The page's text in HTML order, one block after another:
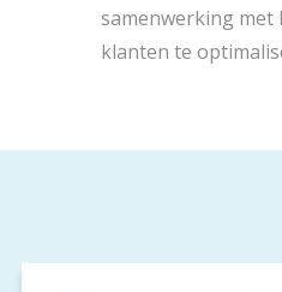
samenwerking met
klanten te